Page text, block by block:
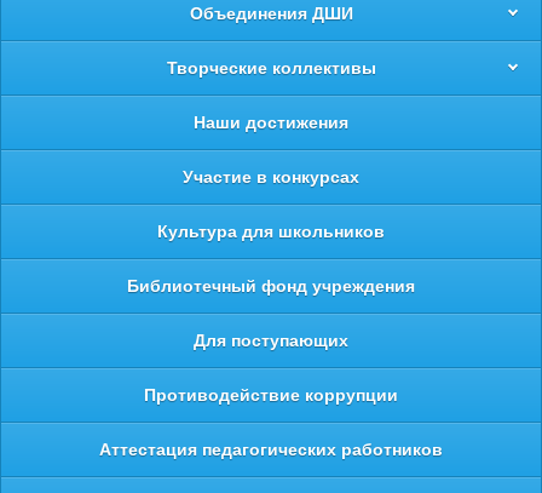
Объединения ДШИ
Творческие коллективы
Наши достижения
Участие в конкурсах
Культура для школьников
Библиотечный фонд учреждения
Для поступающих
Противодействие коррупции
Аттестация педагогических работников